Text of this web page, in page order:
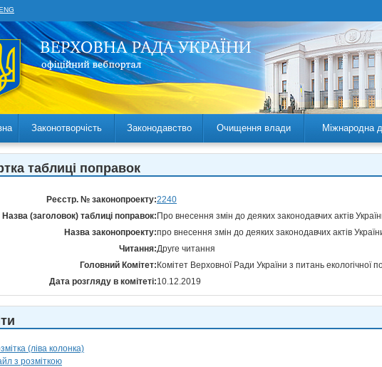
Законотворчість Законодавство Очищення влади Міжнародна
таблиці поправок
Реєстр. № законопроекту:2240
Назва (заголовок) таблиці поправок: Про внесення змін до деяких законодавчих актів
Назва законопроекту:про внесення змін до деяких законодавчих актів
Читання:Друге читання
Головний Комітет: Комітет Верховної Ради України з питань екологічної
Дата розгляду в комітеті:10.12.2019
(ліва колонка)
з розміткою